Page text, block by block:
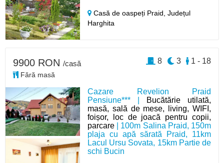
Casă de oaspeți Praid,Județul
Harghita
Cazare Revelion Praid
Pensiune*** |
Bucătărie utilată,
masă, sală de mese, living, WIFI,
foișor, loc de joacă pentru copii,
parcare | 100m Salina Praid, 150m
plaja cu apă sărată Praid, 11km
Lacul Ursu Sovata, 15km Partie de
schi Bucin
9900 RON /casă
Fără masă
1 - 18
3
8